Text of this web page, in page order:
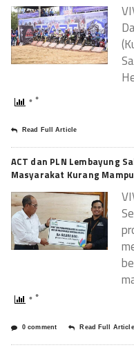
Read Full Article
ACT dan PLN Lembayung
Masyarakat Kurang Mampu
0 comment Read Full Article